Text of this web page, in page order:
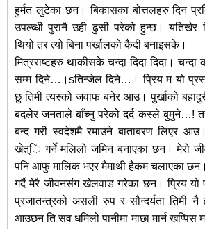
हुर्मत लुटेका छन। बिकासका बोत्तलहरु दिन
उपल्ब्धी पुरानै उही ढुसी परेको हुन्छ। यतिखेर
थियो तर त्यो बिना पर्खालको कैदी बनाइसके।
मित्रराष्टहरु थाकीसके चन्दा दिदा दिदा।
सम्म दिने…।sतिन्जेल दिने…। पि्रय म यो
छु तिमी त्यस्को जवाफ बनेर आउ। पुर्खाको
बदलेर जनताले बाँच्नु परेको दर्द कस्ले बुमुने…!
बन्द गरी स्वदेशमै रमाउने बाताबरण लिएर
खेत्ि गर्ने मलिलो जमिन बनाएका छन। मेरो
पनि आफु मालिक भएर मैमाथी हैकम चलाएका
गर्दै मेरै जीवनसंग खेलवाड गरेका छन। पि्रय यो
प्रजातन्त्रको असली रुप र सौन्दर्यता तिमी
आउछन ति सव धमिलो पानीमा माछा मार्न